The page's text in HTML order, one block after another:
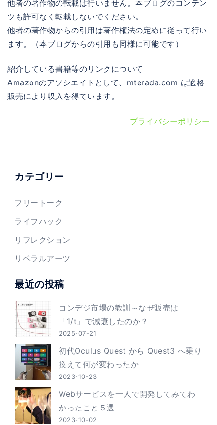
他者の著作物の転載は行いません。本ブログのコンテン
ツも許可なく転載しないでください。
他者の著作物からの引用は著作権法の定めに従って行い
ます。（本ブログからの引用も同様に可能です）
紹介している書籍等のリンクについて
Amazonのアソシエイトとして、mterada.com は適格
販売により収入を得ています。
プライバシーポリシー
カテゴリー
フリートーク
ライフハック
リフレクション
リベラルアーツ
最近の投稿
コンデジ市場の教訓～なぜ販売は
「1/t」で減衰したのか？
2025-07-21
初代Oculus Quest から Quest3 へ乗り
換えて何が変わったか
2023-10-23
Webサービスを一人で開発してみてわ
かったこと５選
2023-10-02